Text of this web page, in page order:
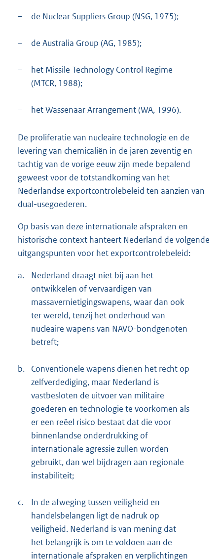
– de Nuclear Suppliers Group (NSG, 1975);
– de Australia Group (AG, 1985);
–
het Missile Technology Control Regime
(MTCR, 1988);
– het Wassenaar Arrangement (WA, 1996).
De proliferatie van nucleaire technologie en de
levering van chemicaliën in de jaren zeventig en
tachtig van de vorige eeuw zijn mede bepalend
geweest voor de totstandkoming van het
Nederlandse exportcontrolebeleid ten aanzien van
dual-usegoederen.
Op basis van deze internationale afspraken en
historische context hanteert Nederland de volgende
uitgangspunten voor het exportcontrolebeleid:
a.
Nederland draagt niet bij aan het
ontwikkelen of vervaardigen van
massavernietigingswapens, waar dan ook
ter wereld, tenzij het onderhoud van
nucleaire wapens van NAVO-bondgenoten
betreft;
b.
Conventionele wapens dienen het recht op
zelfverdediging, maar Nederland is
vastbesloten de uitvoer van militaire
goederen en technologie te voorkomen als
er een reëel risico bestaat dat die voor
binnenlandse onderdrukking of
internationale agressie zullen worden
gebruikt, dan wel bijdragen aan regionale
instabiliteit;
c.
In de afweging tussen veiligheid en
handelsbelangen ligt de nadruk op
veiligheid. Nederland is van mening dat
het belangrijk is om te voldoen aan de
internationale afspraken en verplichtingen